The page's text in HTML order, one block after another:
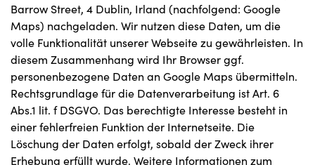
Barrow Street, 4 Dublin, Irland (nachfolgend: Google
Maps) nachgeladen. Wir nutzen diese Daten, um die
volle Funktionalität unserer Webseite zu gewährleisten. In
diesem Zusammenhang wird Ihr Browser ggf.
personenbezogene Daten an Google Maps übermitteln.
Rechtsgrundlage für die Datenverarbeitung ist Art. 6
Abs.1 lit. f DSGVO. Das berechtigte Interesse besteht in
einer fehlerfreien Funktion der Internetseite. Die
Löschung der Daten erfolgt, sobald der Zweck ihrer
Erhebung erfüllt wurde. Weitere Informationen zum